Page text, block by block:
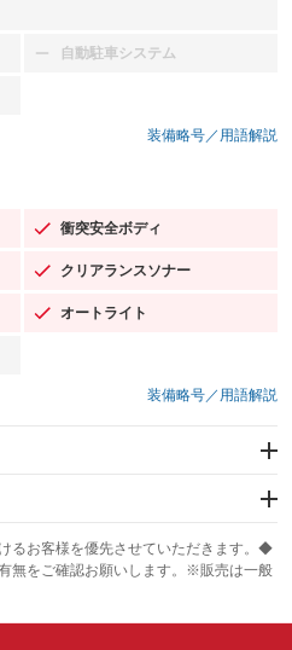
自動駐車システム
：装備なし
装備略号／用語解説
衝突安全ボディ
：装備あり
クリアランスソナー
：装備あり
オートライト
：装備あり
装備略号／用語解説
ABS
Wエアコン
：装備なし
ジャー／ミュージックプレイヤー接続
るお客様を優先させていただきます。◆
無をご確認お願いします。※販売は一般